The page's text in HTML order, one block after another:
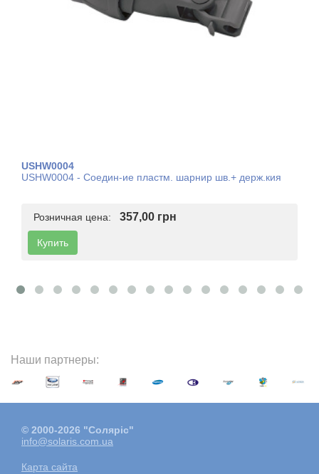
USHW0004
USHW0004 - Соедин-ие пластм. шарнир шв.+ держ.кия
Розничная цена: 357,00 грн
Купить
Наши партнеры:
© 2000-2026 "Соляріс"
info@solaris.com.ua
Карта сайта